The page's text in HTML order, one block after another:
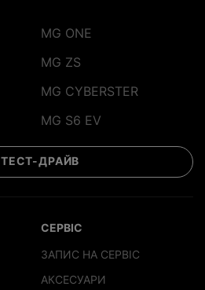
MG ONE
MG ZS
MG CYBERSTER
MG S6 EV
ТЕСТ-ДРАЙВ
СЕРВІС
ЗАПИС НА СЕРВІС
АКСЕСУАРИ